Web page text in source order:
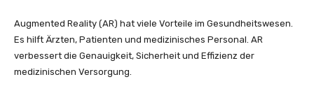
Augmented Reality (AR) hat viele Vorteile im Gesundheitswesen.
Es hilft Ärzten, Patienten und medizinisches Personal. AR
verbessert die Genauigkeit, Sicherheit und Effizienz der
medizinischen Versorgung.